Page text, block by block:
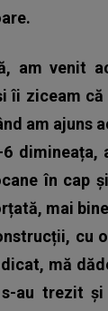
am venit
îi ziceam
am ajuns
dimineața,
în cap
mai
cu
mă
au trezit